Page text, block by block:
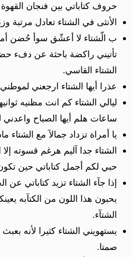
حروف كتاباتي بين فنجان القهوة
الأنثى في الشتاء تعادل مرتبة
ب الّشتاء لا أعشّق سوأ حُضن
تأتيني راكضة باحثة عن دفء
الشتاء القاسي.
عذرا أيها الشتاء ارجعني
ليالي الشتاء كم انت مظنيه
ساعات هلم أيها الصباح واعدني
يا أمراة تزداد جمالآ مع الشتاء
الشتاء جدا آليم هرغم قسوته
حبي لكم أجمل كتاباتي حين
إذا جآء الشتاء تزيد كتاباتي
يحبون هذا اللون من الكتآبه
الشتآء.
يستهويني الشتاء كثيرا لأنه
صمتا.